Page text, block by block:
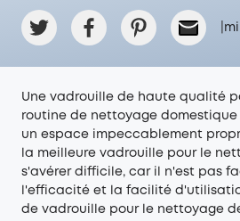
Une vadrouille de haute qualité
routine de nettoyage
un espace impeccablement
la meilleure vadrouille pour le
s'avérer difficile, car il n'est pas
l'efficacité et la facilité
de vadrouille pour le nettoyage